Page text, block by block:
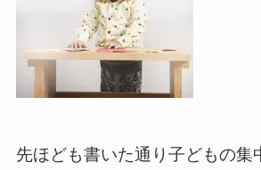
先ほども書いた通り子どもの集